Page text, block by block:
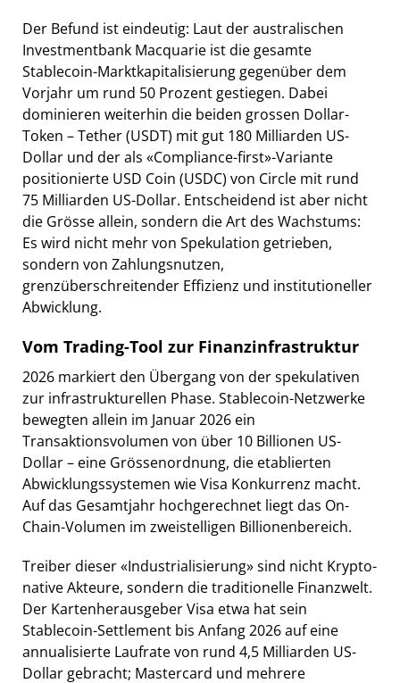
Der Befund ist eindeutig: Laut der australischen
Investmentbank Macquarie ist die gesamte
Stablecoin-Marktkapitalisierung gegenüber dem
Vorjahr um rund 50 Prozent gestiegen. Dabei
dominieren weiterhin die beiden grossen Dollar-
Token – Tether (USDT) mit gut 180 Milliarden US-
Dollar und der als «Compliance-first»-Variante
positionierte USD Coin (USDC) von Circle mit rund
75 Milliarden US-Dollar. Entscheidend ist aber nicht
die Grösse allein, sondern die Art des Wachstums:
Es wird nicht mehr von Spekulation getrieben,
sondern von Zahlungsnutzen,
grenzüberschreitender Effizienz und institutioneller
Abwicklung.
Vom Trading-Tool zur Finanzinfrastruktur
2026 markiert den Übergang von der spekulativen
zur infrastrukturellen Phase. Stablecoin-Netzwerke
bewegten allein im Januar 2026 ein
Transaktionsvolumen von über 10 Billionen US-
Dollar – eine Grössenordnung, die etablierten
Abwicklungssystemen wie Visa Konkurrenz macht.
Auf das Gesamtjahr hochgerechnet liegt das On-
Chain-Volumen im zweistelligen Billionenbereich.
Treiber dieser «Industrialisierung» sind nicht Krypto-
native Akteure, sondern die traditionelle Finanzwelt.
Der Kartenherausgeber Visa etwa hat sein
Stablecoin-Settlement bis Anfang 2026 auf eine
annualisierte Laufrate von rund 4,5 Milliarden US-
Dollar gebracht; Mastercard und mehrere